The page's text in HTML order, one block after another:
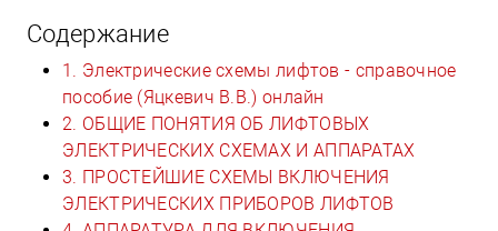
Содержание
1. Электрические схемы лифтов - справочное
пособие (Яцкевич В.В.) онлайн
2. ОБЩИЕ ПОНЯТИЯ ОБ ЛИФТОВЫХ
ЭЛЕКТРИЧЕСКИХ СХЕМАХ И АППАРАТАХ
3. ПРОСТЕЙШИЕ СХЕМЫ ВКЛЮЧЕНИЯ
ЭЛЕКТРИЧЕСКИХ ПРИБОРОВ ЛИФТОВ